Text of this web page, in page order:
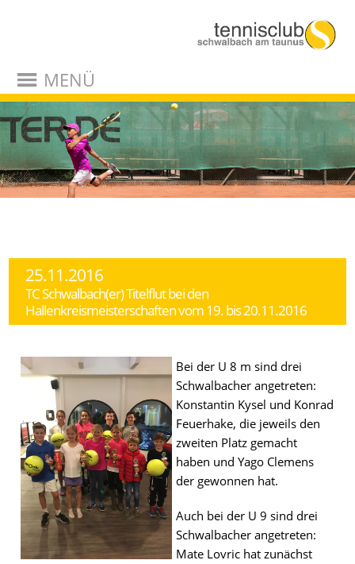
MENÜ
25.11.2016
TC Schwalbach(er) Titelflut bei den
Hallenkreismeisterschaften vom 19. bis 20.11.2016
Bei der U 8 m sind drei
Schwalbacher angetreten:
Konstantin Kysel und Konrad
Feuerhake, die jeweils den
zweiten Platz gemacht
haben und Yago Clemens
der gewonnen hat.
Auch bei der U 9 sind drei
Schwalbacher angetreten:
Mate Lovric hat zunächst